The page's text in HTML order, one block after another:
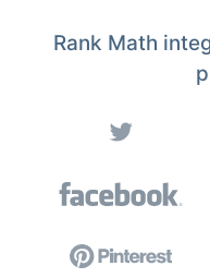
Rank Math